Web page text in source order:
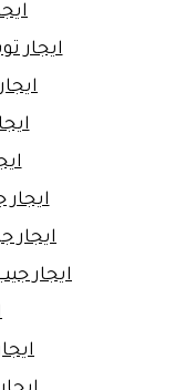
ايجار
ايجار
ايجار
ايجار